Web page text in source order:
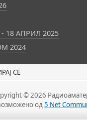
- 18 АПРИЛ 2025
2024
СЕ
© 2026
од5 Net